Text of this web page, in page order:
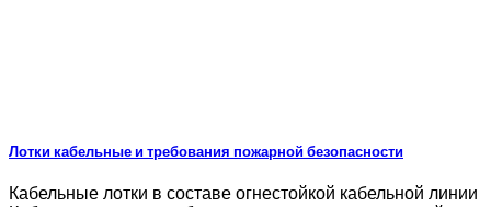
Лотки кабельные и требования пожарной безопасности
Кабельные лотки в составе огнестойкой кабельной линии